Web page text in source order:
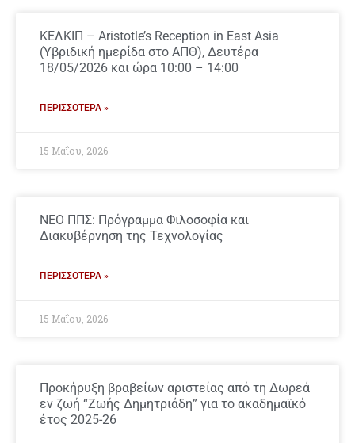
ΚΕΛΚΙΠ – Aristotle’s Reception in East Asia
(Υβριδική ημερίδα στο ΑΠΘ), Δευτέρα
18/05/2026 και ώρα 10:00 – 14:00
ΠΕΡΙΣΣΌΤΕΡΑ »
15 Μαΐου, 2026
ΝΕΟ ΠΠΣ: Πρόγραμμα Φιλοσοφία και
Διακυβέρνηση της Τεχνολογίας
ΠΕΡΙΣΣΌΤΕΡΑ »
15 Μαΐου, 2026
Προκήρυξη βραβείων αριστείας από τη Δωρεά
εν ζωή “Ζωής Δημητριάδη” για το ακαδημαϊκό
έτος 2025-26